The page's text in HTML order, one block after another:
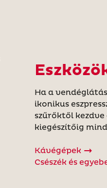
Ha a
ikonikus
szűrőktől kezdve
kiegészítőig
Kávégépek
Csészék és